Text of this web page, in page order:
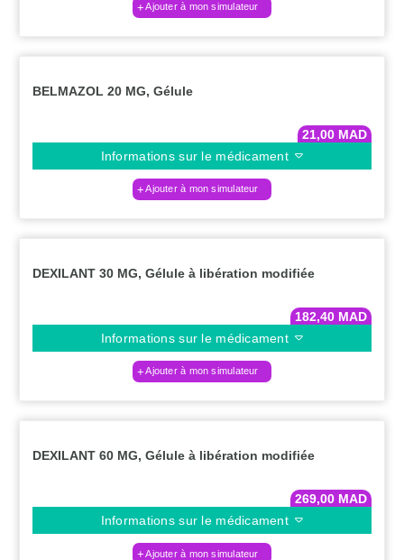
Ajouter à mon simulateur
BELMAZOL 20 MG, Gélule
21,00 MAD
Informations sur le médicament
Ajouter à mon simulateur
DEXILANT 30 MG, Gélule à libération modifiée
182,40 MAD
Informations sur le médicament
Ajouter à mon simulateur
DEXILANT 60 MG, Gélule à libération modifiée
269,00 MAD
Informations sur le médicament
Ajouter à mon simulateur